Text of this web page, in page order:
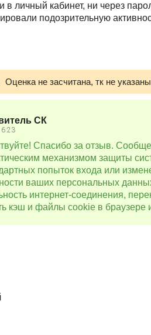
в личный кабинет, ни через
подозрительную
Оценка не засчитана, тк не
СК
Спасибо за отзыв.
механизмом защиты
попыток входа или
ваших персональных
интернет-соединения,
кэш и файлы cookie в браузере